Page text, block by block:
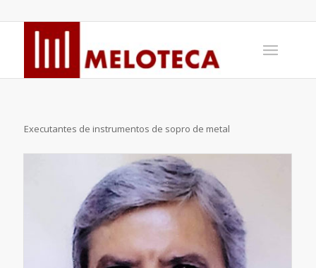
Executantes de instrumentos de sopro de metal